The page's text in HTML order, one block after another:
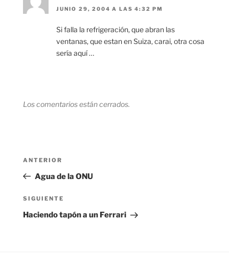
JUNIO 29, 2004 A LAS 4:32 PM
Si falla la refrigeración, que abran las
ventanas, que estan en Suiza, carai, otra cosa
sería aquí …
Los comentarios están cerrados.
Navegación
entradas
Entrada
anterior:
ANTERIOR
Agua de la ONU
Siguiente
entrada
SIGUIENTE
Haciendo tapón a un Ferrari